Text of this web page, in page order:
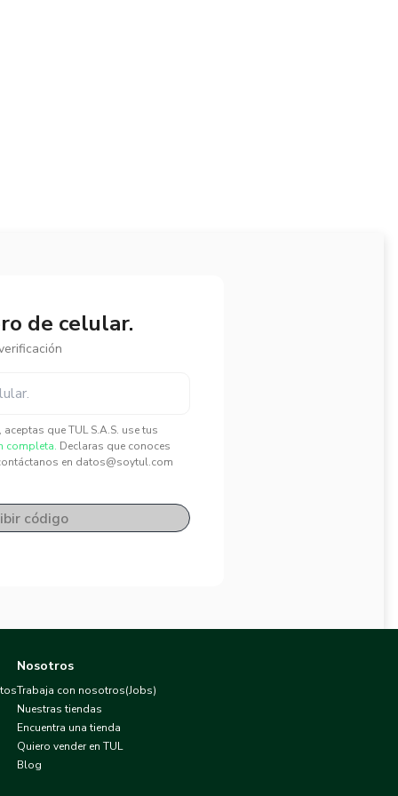
de celular.
que TUL S.A.S. use tus
completa. Declaras que conoces
en datos@soytul.com
código
Nosotros
Trabaja con nosotros(Jobs)
Nuestras tiendas
Encuentra una tienda
Quiero vender en TUL
Blog